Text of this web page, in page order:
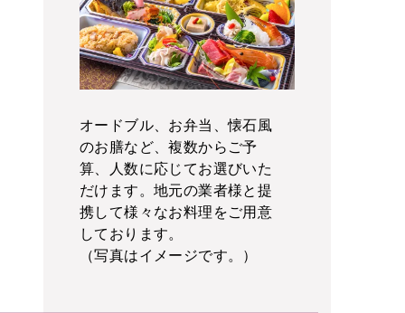
オードブル、お弁当、懐石風
のお膳など、複数からご予
算、人数に応じてお選びいた
だけます。地元の業者様と提
携して様々なお料理をご用意
しております。
（写真はイメージです。）